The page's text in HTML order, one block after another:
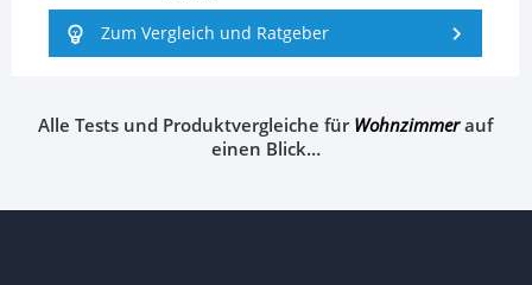
Zum Vergleich und Ratgeber
Alle Tests und Produktvergleiche fürWohnzimmerauf
einen Blick…